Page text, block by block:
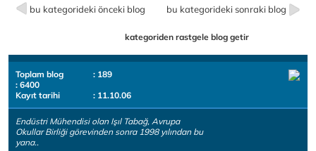
bu kategorideki önceki blog bu kategorideki sonraki blog
kategoriden rastgele blog getir
Toplam blog
: 189
: 6400
Kayıt tarihi
: 11.10.06
Endüstri Mühendisi olan Işıl Tabağ, Avrupa
Okullar Birliği görevinden sonra 1998 yılından bu
yana..